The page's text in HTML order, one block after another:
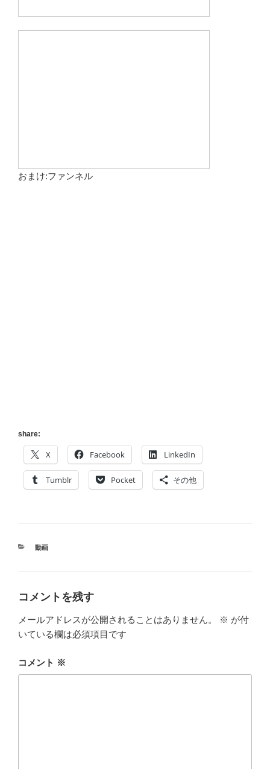
おまけ:ファンネル
share:
X Facebook LinkedIn
Tumblr Pocket その他
カ
動画
コメントを残す
メールアドレスが公開されることはありません。 ※ が付
いている欄は必須項目です
コメント ※